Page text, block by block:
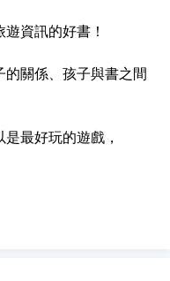
資訊的好書！
關係、孩子與書之間
最好玩的遊戲，